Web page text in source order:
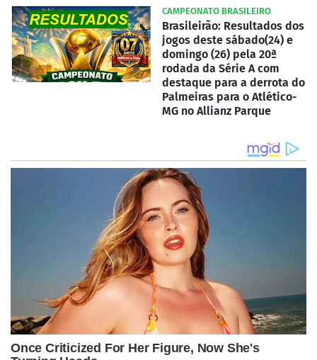
CAMPEONATO BRASILEIRO
Brasileirão: Resultados dos
jogos deste sábado(24) e
domingo (26) pela 20ª
rodada da Série A com
destaque para a derrota do
Palmeiras para o Atlético-
MG no Allianz Parque